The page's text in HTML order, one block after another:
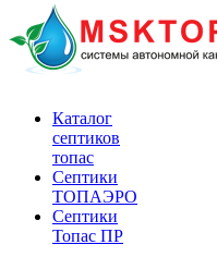
Каталог
септиков
топас
Септики
ТОПАЭРО
Септики
Топас ПР